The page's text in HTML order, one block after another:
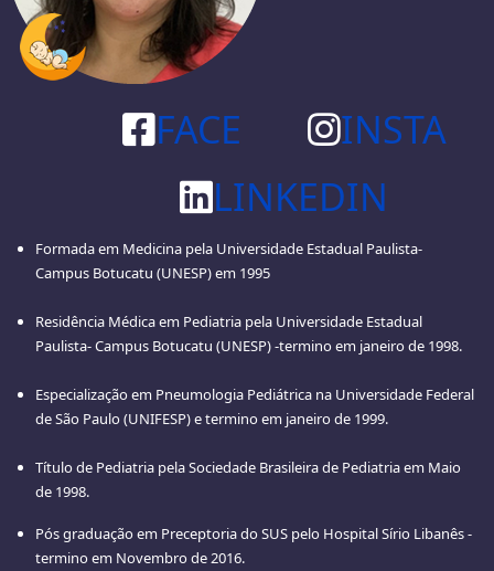
FACE
INSTA
LINKEDIN
Formada em Medicina pela Universidade Estadual Paulista-
Campus Botucatu (UNESP) em 1995
Residência Médica em Pediatria pela Universidade Estadual
Paulista- Campus Botucatu (UNESP) -termino em janeiro de 1998.
Especialização em Pneumologia Pediátrica na Universidade Federal
de São Paulo (UNIFESP) e termino em janeiro de 1999.
Título de Pediatria pela Sociedade Brasileira de Pediatria em Maio
de 1998.
Pós graduação em Preceptoria do SUS pelo Hospital Sírio Libanês -
termino em Novembro de 2016.